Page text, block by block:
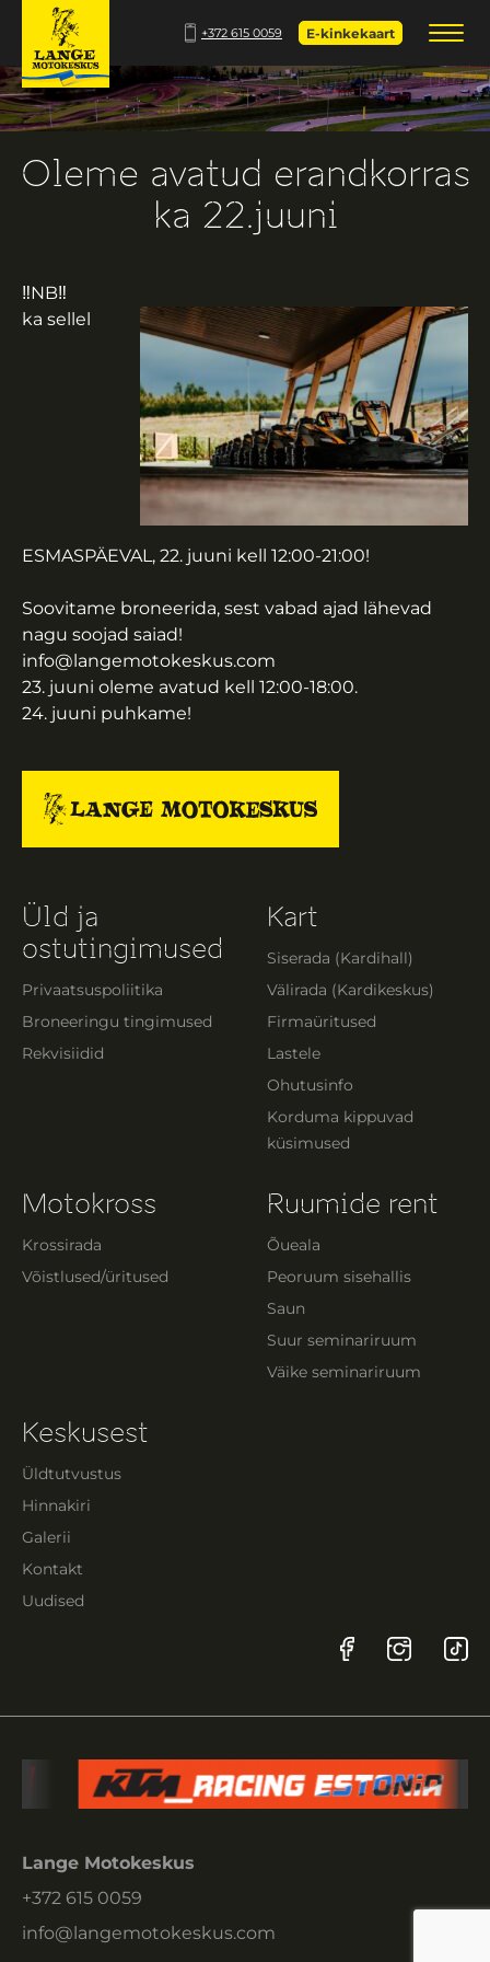
+372 615 0059 E-kinkekaart
Oleme avatud erandkorras
ka 22.juuni
‼️NB‼️
ka sellel
ESMASPÄEVAL, 22. juuni kell 12:00-21:00!
Soovitame broneerida, sest vabad ajad lähevad
nagu soojad saiad!
info@langemotokeskus.com
23. juuni oleme avatud kell 12:00-18:00.
24. juuni puhkame!
Üld ja
ostutingimused
Privaatsuspoliitika
Broneeringu tingimused
Rekvisiidid
Kart
Siserada (Kardihall)
Välirada (Kardikeskus)
Firmaüritused
Lastele
Ohutusinfo
Korduma kippuvad
küsimused
Motokross
Krossirada
Võistlused/üritused
Ruumide rent
Õueala
Peoruum sisehallis
Saun
Suur seminariruum
Väike seminariruum
Keskusest
Üldtutvustus
Hinnakiri
Galerii
Kontakt
Uudised
Lange Motokeskus
+372 615 0059
info@langemotokeskus.com